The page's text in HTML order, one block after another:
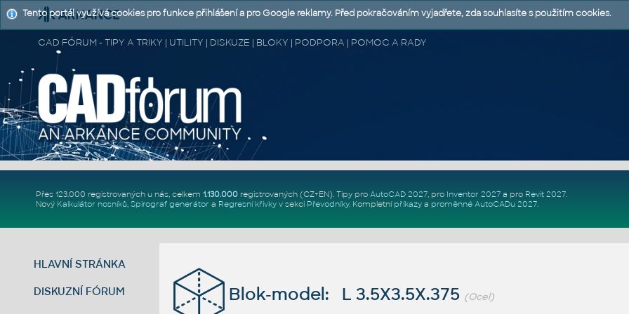
CAD FÓRUM - TIPY A TRIKY | UTILITY | DISKUZE | BLOKY | PODPORA | POMOC A RADY
Přes 123.000 registrovaných u nás, celkem 1.130.000registrovaných (CZ+EN). Tipy pro AutoCAD 2027, pro Inventor 2027a pro Revit 2027.
Nový Kalkulátor nosníků, Spirograf generátor a Regresní křivkyv sekci Převodníky. Kompletní příkazya proměnné AutoCADu 2027.
HLAVNÍ STRÁNKA
DISKUZNÍ FÓRUM Blok-model: L 3.5X3.5X.375 (Ocel)
Tento portál využívá cookies pro funkce přihlášení a pro Google reklamy. Před pokračováním vyjadřete, zda souhlasíte s použitím cookies.